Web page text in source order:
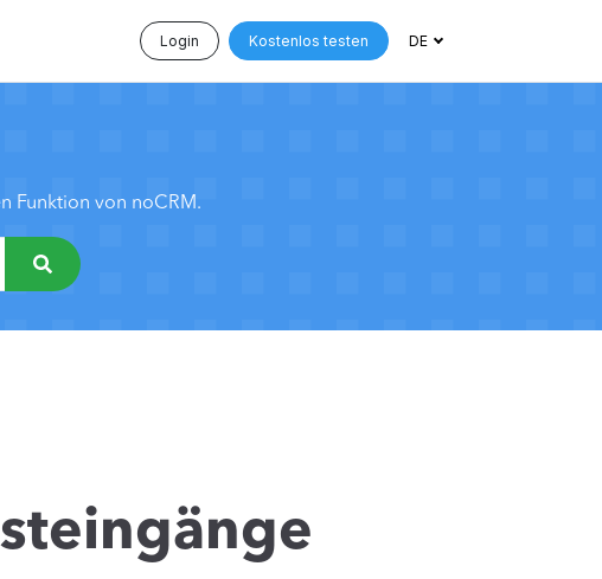
Login Kostenlos testen DE
Funktion von noCRM.